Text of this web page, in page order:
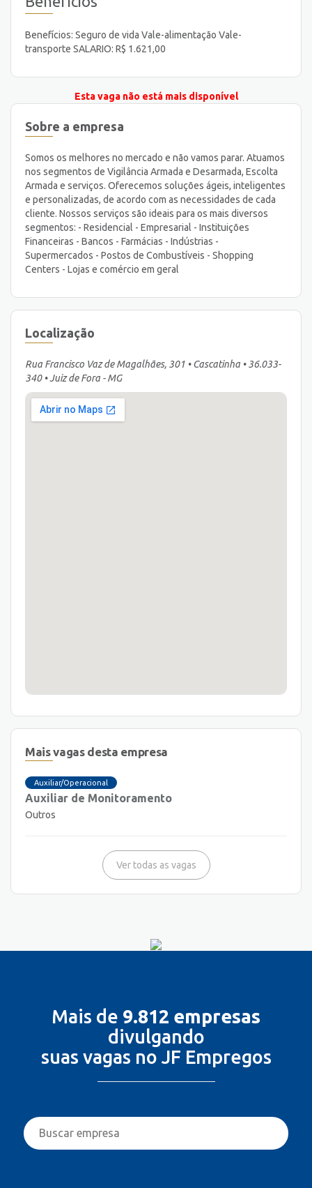
Benefícios: Seguro de vida Vale-alimentação Vale-
transporte SALARIO: R$ 1.621,00
Esta vaga não está mais disponível
Sobre a empresa
Somos os melhores no mercado e não vamos parar. Atuamos
nos segmentos de Vigilância Armada e Desarmada, Escolta
Armada e serviços. Oferecemos soluções ágeis, inteligentes
e personalizadas, de acordo com as necessidades de cada
cliente. Nossos serviços são ideais para os mais diversos
segmentos: - Residencial - Empresarial - Instituições
Financeiras - Bancos - Farmácias - Indústrias -
Supermercados - Postos de Combustíveis - Shopping
Centers - Lojas e comércio em geral
Localização
Rua Francisco Vaz de Magalhães, 301 • Cascatinha • 36.033-
340 • Juiz de Fora - MG
Mais vagas desta empresa
Auxiliar/Operacional
Auxiliar de Monitoramento
Outros
Ver todas as vagas
Mais de 9.812 empresas
divulgando
suas vagas no JF Empregos